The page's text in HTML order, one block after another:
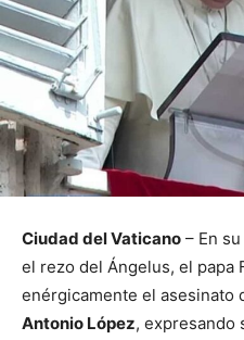
Ciudad del Vaticano – En
el rezo del Ángelus, el papa
enérgicamente el asesinato
Antonio López, expresando